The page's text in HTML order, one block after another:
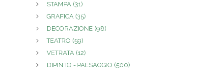
STAMPA (31)
GRAFICA (35)
DECORAZIONE (98)
TEATRO (59)
VETRATA (12)
DIPINTO - PAESAGGIO (500)